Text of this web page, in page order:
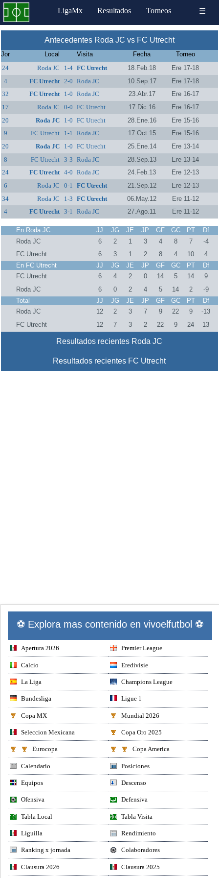
LigaMx Resultados Torneos ☰
Antecedentes Roda JC vs FC Utrecht
Jor Local Visita Fecha
Torneo
24
Roda JC 1-4 FC Utrecht 18.Feb.18
Ere 17-18
4
FC Utrecht 2-0 Roda JC 10.Sep.17
Ere 17-18
32
FC Utrecht 1-0 Roda JC 23.Abr.17
Ere 16-17
17
Roda JC 0-0 FC Utrecht 17.Dic.16
Ere 16-17
20
Roda JC 1-0 FC Utrecht 28.Ene.16
Ere 15-16
9
FC Utrecht 1-1 Roda JC 17.Oct.15
Ere 15-16
20
Roda JC 1-0 FC Utrecht 25.Ene.14
Ere 13-14
8
FC Utrecht 3-3 Roda JC 28.Sep.13
Ere 13-14
24
FC Utrecht 4-0 Roda JC 24.Feb.13
Ere 12-13
6
Roda JC 0-1 FC Utrecht 21.Sep.12
Ere 12-13
34
Roda JC 1-3 FC Utrecht 06.May.12
Ere 11-12
4
FC Utrecht 3-1 Roda JC 27.Ago.11 Ere 11-12
En Roda JC JJ JG JE JP GF GC PT
Df
Roda JC
6 2 1 3 4 8 7
-4
FC Utrecht
6 3 1 2 8 4 10
4
En FC Utrecht
JJ JG JE JP GF GC PT
Df
FC Utrecht
6 4 2 0 14 5 14
9
Roda JC
6 0 2 4 5 14 2
-9
Total
JJ JG JE JP GF GC PT
Df
Roda JC
12 2 3 7 9 22 9
-13
FC Utrecht
12 7 3 2 22 9 24 13
Resultados recientes Roda JC
Resultados recientes FC Utrecht
⚽ Explora mas contenido en vivoelfutbol ⚽
Apertura 2026 Premier League
Calcio Eredivisie
La Liga Champions League
Bundesliga Ligue 1
Copa MX Mundial 2026
Seleccion Mexicana Copa Oro 2025
Eurocopa Copa America
Calendario Posiciones
Equipos Descenso
Ofensiva Defensiva
Tabla Local Tabla Visita
Liguilla Rendimiento
Ranking x jornada Colaboradores
Clausura 2026 Clausura 2025